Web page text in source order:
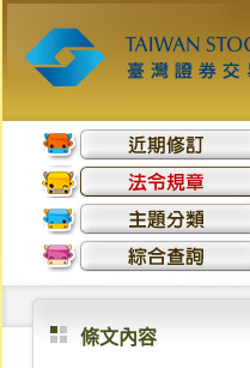
條文內容